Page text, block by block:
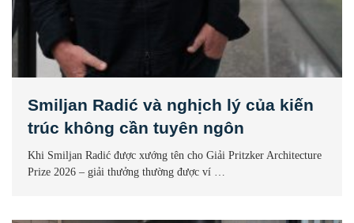
Smiljan Radić và nghịch lý của kiến
trúc không cần tuyên ngôn
Khi Smiljan Radić được xướng tên cho Giải Pritzker Architecture
Prize 2026 – giải thưởng thường được ví …